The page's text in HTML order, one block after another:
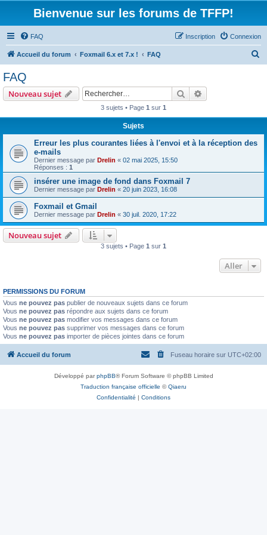
Bienvenue sur les forums de TFFP!
FAQ Connexion
Inscription
Accueil du forum Foxmail 6.x et 7.x ! FAQ
FAQ
Nouveau sujet Rechercher
3 sujets • Page 1 sur 1
Sujets
Erreur les plus courantes liées à l'envoi et à la réception des
e-mails
Dernier message par Drelin « 02 mai 2025, 15:50
Réponses : 1
insérer une image de fond dans Foxmail 7
Dernier message par Drelin « 20 juin 2023, 16:08
Foxmail et Gmail
Dernier message par Drelin « 30 juil. 2020, 17:22
Nouveau sujet
3 sujets • Page 1 sur 1
Aller
PERMISSIONS DU FORUM
Vous ne pouvez pas publier de nouveaux sujets dans ce forum
Vous ne pouvez pas répondre aux sujets dans ce forum
Vous ne pouvez pas modifier vos messages dans ce forum
Vous ne pouvez pas supprimer vos messages dans ce forum
Vous ne pouvez pas importer de pièces jointes dans ce forum
Accueil du forum Fuseau horaire sur UTC+02:00
Développé parphpBB® Forum Software © phpBB Limited
Traduction française officielle ©Qiaeru
Confidentialité | Conditions